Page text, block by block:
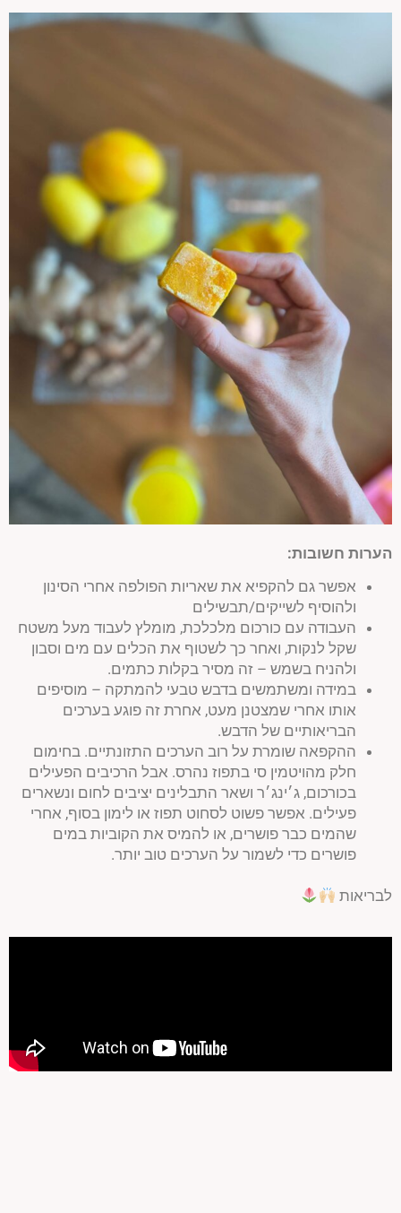
הערות חשובות:
אפשר גם להקפיא את שאריות הפולפה אחרי הסינון
ולהוסיף לשייקים/תבשילים
העבודה עם כורכום מלכלכת, מומלץ לעבוד מעל משטח
שקל לנקות, ואחר כך לשטוף את הכלים עם מים וסבון
ולהניח בשמש – זה מסיר בקלות כתמים.
במידה ומשתמשים בדבש טבעי להמתקה – מוסיפים
אותו אחרי שמצטנן מעט, אחרת זה פוגע בערכים
הבריאותיים של הדבש.
ההקפאה שומרת על רוב הערכים התזונתיים. בחימום
חלק מהויטמין סי בתפוז נהרס. אבל הרכיבים הפעילים
בכורכום, ג׳ינג׳ר ושאר התבלינים יציבים לחום ונשארים
פעילים. אפשר פשוט לסחוט תפוז או לימון בסוף, אחרי
שהמים כבר פושרים, או להמיס את הקוביות במים
פושרים כדי לשמור על הערכים טוב יותר.
לבריאות